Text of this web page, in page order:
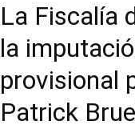
La Fiscalía
la
provisional
Patrick